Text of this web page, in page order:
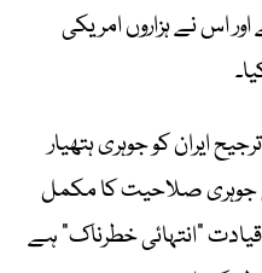
اس نے ہزاروں امریکی
ایران کو جوہری ہتھیار
جوہری صلاحیت کا مکمل
“انتہائی خطرناک” ہے